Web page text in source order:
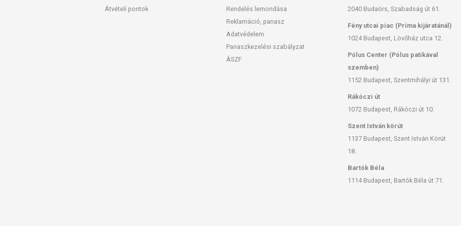
Átvételi pontok
Rendelés lemondása
Reklamáció, panasz
Adatvédelem
Panaszkezelési szabályzat
ÁSZF
2040 Budaörs, Szabadság út 61.
Fény utcai piac (Príma kijáratánál)
1024 Budapest, Lövőház utca 12.
Pólus Center (Pólus patikával
szemben)
1152 Budapest, Szentmihályi út 131.
Rákóczi út
1072 Budapest, Rákóczi út 10.
Szent István körút
1137 Budapest, Szent István Körút
18.
Bartók Béla
1114 Budapest, Bartók Béla út 71.